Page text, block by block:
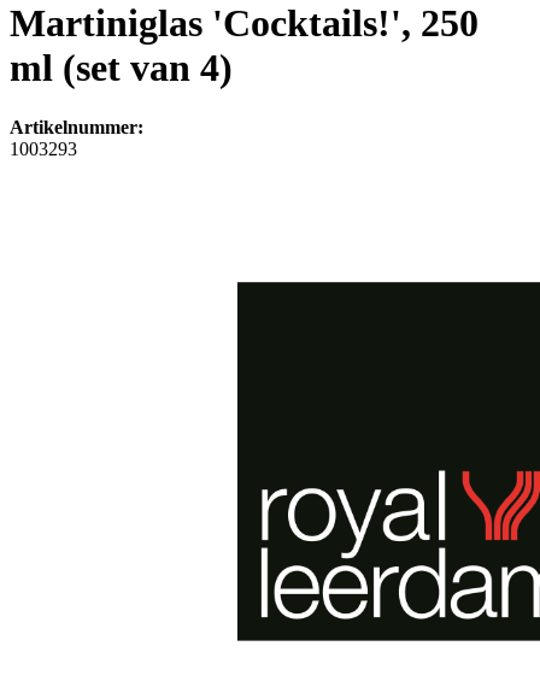
Martiniglas 'Cocktails!', 250
ml (set van 4)
Artikelnummer:
1003293